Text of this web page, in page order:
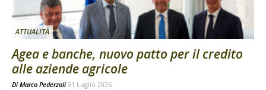
ATTUALITÀ
Agea e banche, nuovo patto per il credito
alle aziende agricole
Di Marco Pederzoli 31 Luglio 2026